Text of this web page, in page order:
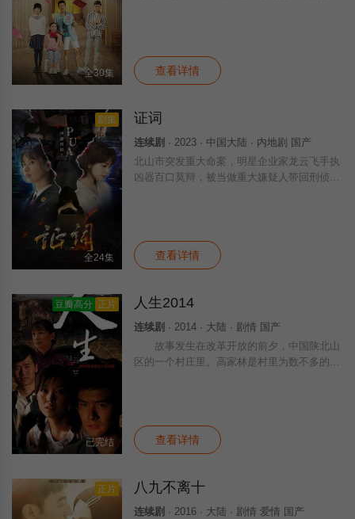
全30集 查看详情
剧集
全24集
证词
连续剧 · 2023 · 中国大陆 · 内地剧 国产
北山市突发重大命案，明星企业家龙云飞手执
凶器百口莫辩，被当做重大嫌疑人带回刑侦大
查看详情
豆瓣高分 正片
已完结
人生2014
连续剧 · 2014 · 大陆 · 剧情 国产
故事发生在改革开放的前夕，中国陕北山
区的一个村庄里。高家林是村里为数不多的读
查看详情
正片 八九不离十
连续剧 · 2016 · 大陆 · 剧情 爱情 国产